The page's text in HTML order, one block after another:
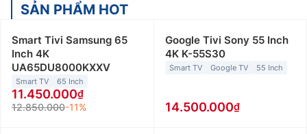
SẢN PHẨM HOT
Smart Tivi Samsung 65
Inch 4K
UA65DU8000KXXV
Smart TV 65 Inch
11.450.000
12.850.000-11%
Google Tivi Sony 55 Inch
4K K-55S30
Smart TV Google TV 55 Inch
14.500.000